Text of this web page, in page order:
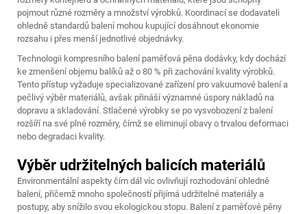
pojmout různé rozměry a množství výrobků. Koordinací se dodavateli
ohledně standardů balení mohou kupující dosáhnout ekonomie
rozsahu i přes menší jednotlivé objednávky.
Technologii kompresního balení paměťová pěna dodávky, kdy dochází
ke zmenšení objemu balíků až o 80 % při zachování kvality výrobků.
Tento přístup vyžaduje specializované zařízení pro vakuumové balení a
pečlivý výběr materiálů, avšak přináší významné úspory nákladů na
dopravu a skladování. Stlačené výrobky se po vysvobození z balení
rozšíří na své plné rozměry, čímž se eliminují obavy o trvalou deformaci
nebo degradaci kvality.
Výběr udržitelných balicích materiálů
Environmentální aspekty čím dál víc ovlivňují rozhodování ohledně
balení, přičemž mnoho společností přijímá udržitelné materiály a
postupy, aby snížilo svou ekologickou stopu. Balení z paměťové pěny